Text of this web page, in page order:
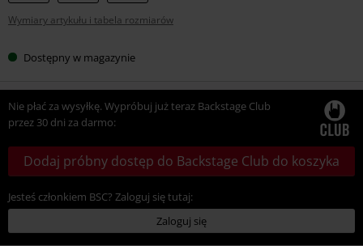
Wymiary artykułu i tabela rozmiarów
Dostępny w magazynie
Nie płać za wysyłkę. Wypróbuj już teraz Backstage Club
przez 30 dni za darmo:
Dodaj próbny dostęp do Backstage Club do koszyka
Jesteś członkiem BSC? Zaloguj się tutaj:
Zaloguj się